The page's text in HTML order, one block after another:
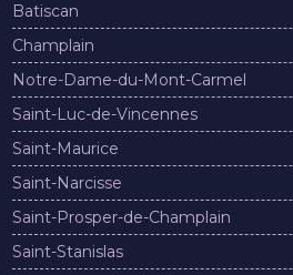
Batiscan
Champlain
Notre-Dame-du-Mont-Carmel
Saint-Luc-de-Vincennes
Saint-Maurice
Saint-Narcisse
Saint-Prosper-de-Champlain
Saint-Stanislas